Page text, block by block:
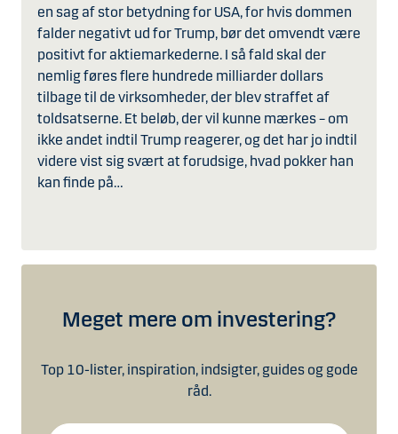
en sag af stor betydning for USA, for hvis dommen
falder negativt ud for Trump, bør det omvendt være
positivt for aktiemarkederne. I så fald skal der
nemlig føres flere hundrede milliarder dollars
tilbage til de virksomheder, der blev straffet af
toldsatserne. Et beløb, der vil kunne mærkes – om
ikke andet indtil Trump reagerer, og det har jo indtil
videre vist sig svært at forudsige, hvad pokker han
kan finde på…
Meget mere om investering?
Top 10-lister, inspiration, indsigter, guides og gode
råd.